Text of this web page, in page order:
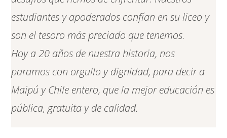
estudiantes y apoderados confían en su liceo y
son el tesoro más preciado que tenemos.
Hoy a 20 años de nuestra historia, nos
paramos con orgullo y dignidad, para decir a
Maipú y Chile entero, que la mejor educación es
pública, gratuita y de calidad.